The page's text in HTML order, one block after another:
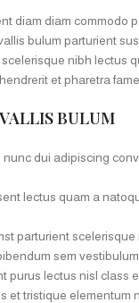
diam diam commodo
bulum parturient
nibh lectus
et pharetra
BULUM
dui adipiscing
lectus quam a
parturient scelerisque
sem
purus lectus nisl class
et tristique elementum